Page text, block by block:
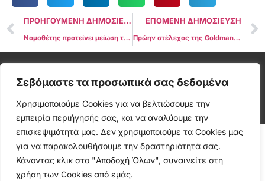
Σεβόμαστε τα προσωπικά σας δεδομένα
Χρησιμοποιούμε Cookies για να βελτιώσουμε την
εμπειρία περιήγησής σας, και να αναλύουμε την
επισκεψιμότητά μας. Δεν χρησιμοποιούμε τα Cookies μας
για να παρακολουθήσουμε την δραστηριότητά σας.
Κάνοντας κλικ στο "Αποδοχή Όλων", συναινείτε στη
χρήση των Cookies από εμάς.
ΠΡΟΗΓΟΥΜΕΝΗ ΔΗΜΟΣΙΕΥΣΗ
Νομοθέτης προτείνει μείωση του μισθού του προέδρου της SEC Gary Gensler σε μόλις 1 δολάριο
ΕΠΟΜΕΝΗ ΔΗΜΟΣΙΕΥΣΗ
Πρώην στέλεχος της Goldman Sachs, ο Raoul Pal αποκαλύπτει προβλέψεις για την τιμή του Solana (SOL) για το επερχόμενο Bull Run